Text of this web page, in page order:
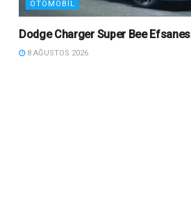
OTOMOBIL
Dodge Charger Super Bee
8 AĞUSTOS 2026